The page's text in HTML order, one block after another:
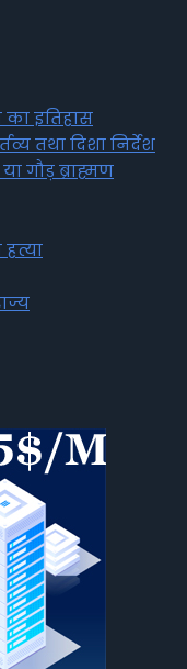
का इतिहास
तथा दिशा निर्देश
गौड़ ब्राह्मण